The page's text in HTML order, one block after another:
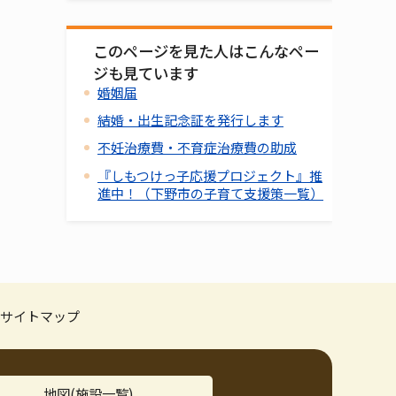
このページを見た人はこんなペー
ジも見ています
婚姻届
結婚・出生記念証を発行します
不妊治療費・不育症治療費の助成
『しもつけっ子応援プロジェクト』推
進中！（下野市の子育て支援策一覧）
サイトマップ